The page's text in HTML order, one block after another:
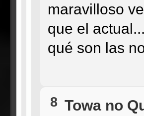
maravilloso
que el
qué son las
8 Towa no